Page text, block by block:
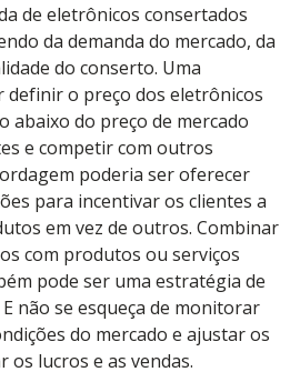
de eletrônicos consertados
da demanda do mercado, da
do conserto. Uma
o preço dos eletrônicos
abaixo do preço de mercado
e competir com outros
poderia ser oferecer
para incentivar os clientes a
em vez de outros. Combinar
com produtos ou serviços
pode ser uma estratégia de
não se esqueça de monitorar
do mercado e ajustar os
os lucros e as vendas.